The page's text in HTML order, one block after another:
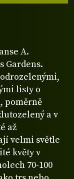
A.
Gardens.
listy o
poměrně
a v
až
velmi světle
květy v
70-100